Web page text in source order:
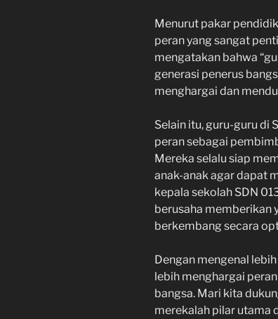
Menurut pakar
peran yang sangat
mengatakan bahwa
generasi penerus
menghargai dan
Selain itu, guru-guru di
peran sebagai
Mereka selalu siap
anak-anak agar dapat
kepala sekolah SDN
berusaha memberikan
berkembang secara
Dengan mengenal
lebih menghargai
bangsa. Mari kita
merekalah pilar utama